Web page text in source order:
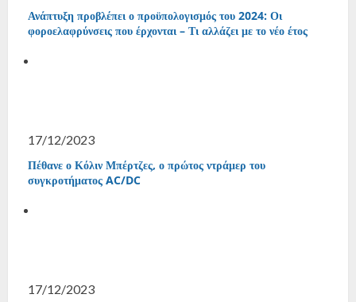
Ανάπτυξη προβλέπει ο προϋπολογισμός του 2024: Οι
φοροελαφρύνσεις που έρχονται – Τι αλλάζει με το νέο έτος
17/12/2023
Πέθανε ο Κόλιν Μπέρτζες, ο πρώτος ντράμερ του
συγκροτήματος AC/DC
17/12/2023